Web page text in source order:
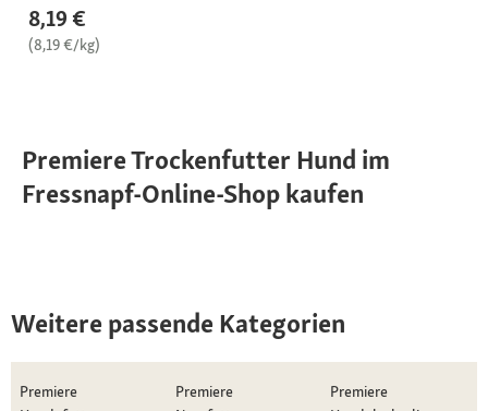
8,19 €
(8,19 €/kg)
Premiere Trockenfutter Hund im
Fressnapf-Online-Shop kaufen
Weitere passende Kategorien
Premiere
Premiere
Premiere